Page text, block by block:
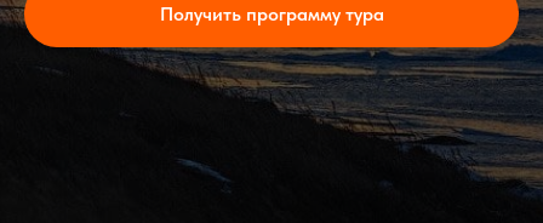
Получить программу тура